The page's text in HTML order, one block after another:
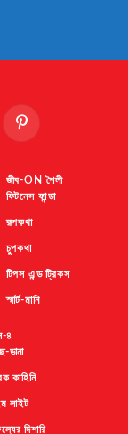
Pinterest
জীব-ON শৈলী
ফিটনেস ফান্ডা
রূপকথা
চুপকথা
টিপস এন্ড ট্রিকস
স্মার্ট-মানি
৪
ডানা
কাহিনি
লাইট
দিশারি